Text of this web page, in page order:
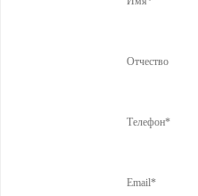
Отчество
Телефон*
Email*